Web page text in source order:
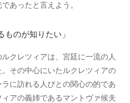
あったと言えよう。
ものが知りたい」
クレツィアは、宮廷に一流の人
その中心にいたルクレツィアの
に訪れる人びとの関心の的であ
アの義姉であるマントヴァ候夫